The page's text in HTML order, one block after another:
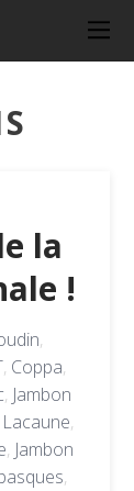
la
!
,
, Coppa,
, Jambon
,
, Jambon
,